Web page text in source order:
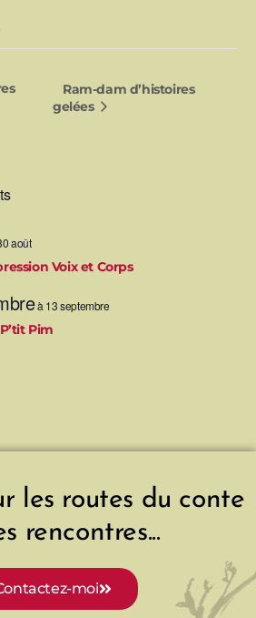
Ram-dam d’histoires
gelées
août
Voix et Corps
à 13 septembre
Pim
les routes du conte
rencontres...
moi